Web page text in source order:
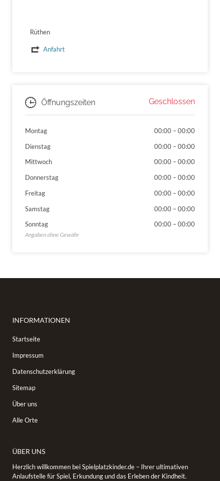
Rüthen
Anfahrt
Öffnungszeiten Geschlossen
Montag 00:00 –00:00
Dienstag
00:00 –00:00
Mittwoch
00:00 –00:00
Donnerstag
00:00 –00:00
Freitag
00:00 –00:00
Samstag
00:00 –00:00
Sonntag
00:00 –00:00
INFORMATIONEN
Startseite
Impressum
Datenschutzerklärung
Sitemap
Über uns
Alle Orte
ÜBER UNS
Herzlich willkommen bei Spielplatzkinder.de – Ihrer ultimativen
Anlaufstelle für Spiel, Erkundung und das Erleben der Kindheit.